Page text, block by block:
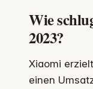
Wie
2023?
Xiaomi
einen